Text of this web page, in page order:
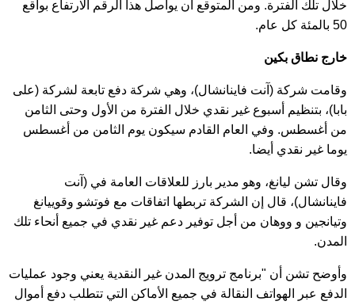
خلال تلك الفترة. ومن المتوقع أن يواصل هذا الرقم الارتفاع بواقع
50 بالمئة كل عام.
خارج نطاق بكين
وقامت شركة (آنت فاينانشال)، وهي شركة دفع تابعة لشركة (على
بابا)، بتنظيم أسبوع غير نقدي خلال الفترة من الأول وحتى الثامن
من أغسطس. وفي العام القادم سيكون يوم الثامن من أغسطس
يوما غير نقدي أيضا.
وقال تشن ليانغ، وهو مدير بارز للعلاقات العامة في (آنت
فاينانشال)، قال إن الشركة تربطها اتفاقات مع فوتشو وقوييانغ
وتيانجين و ووهان من أجل توفير دعم غير نقدي في جميع أنحاء تلك
المدن.
وأوضح تشن أن "برنامج ترويج المدن غير النقدية يعني وجود عمليات
الدفع عبر الهواتف النقالة في جميع الأماكن التي تتطلب دفع أموال